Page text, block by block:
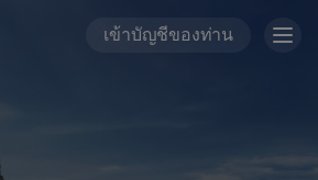
เข้าบัญชีของท่าน